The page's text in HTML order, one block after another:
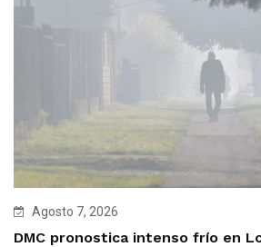
Agosto 7, 2026
DMC pronostica intenso frío en